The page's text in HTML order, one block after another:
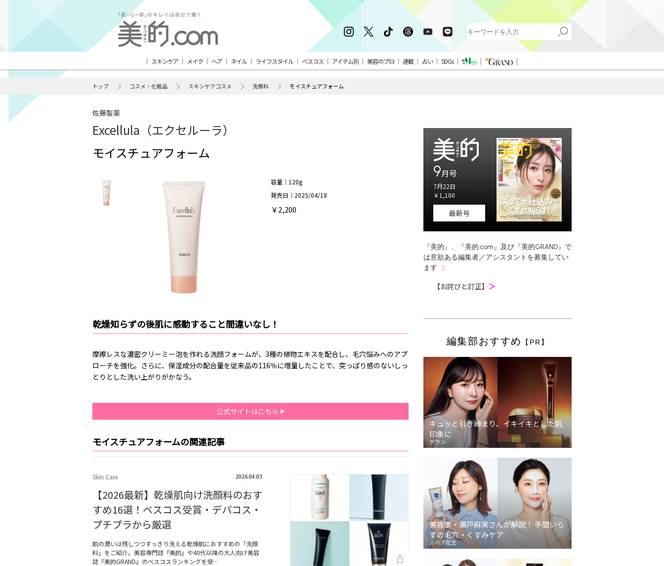
スキンケア メイク ヘア ネイル ライフスタイル ベスコス アイテム別 美容のプロ 連載 占い SDGs
トップ コスメ・化粧品 スキンケアコスメ 洗顔料 モイスチュアフォーム
佐藤製薬
Excellula（エクセルーラ）
モイスチュアフォーム
容量｜120g
発売日｜2025/04/18
￥2,200
乾燥知らずの後肌に感動すること間違いなし！
摩擦レスな濃密クリーミー泡を作れる洗顔フォームが、3種の植物エキスを配合し、毛穴悩みへのアプ
ローチを強化。さらに、保湿成分の配合量を従来品の116％に増量したことで、突っぱり感のないしっ
とりとした洗い上がりがかなう。
公式サイトはこちら
モイスチュアフォームの関連記事
Skin Care 2026.04.03
【2026最新】乾燥肌向け洗顔料のおす
すめ16選！ベスコス受賞・デパコス・
プチプラから厳選
肌の潤いは残しつつすっきり洗える乾燥肌におすすめの「洗顔
料」をご紹介。美容専門誌『美的』や40代以降の大人向け美容
誌『美的GRAND』のベスコスランキングを受…
9月号
7月22日
￥1,100
最新号
『美的』、『美的.com』及び『美的GRAND』で
は意欲ある編集者／アシスタントを募集してい
ます
【お詫びと訂正】 ＞
編集部おすすめ 【PR】
キュッと引き締まり、イキイキとした肌
印象に
ゲラン
美容家・瀬戸麻実さんが解説！ 手間いら
ずの毛穴・くすみケア
ニベア花王